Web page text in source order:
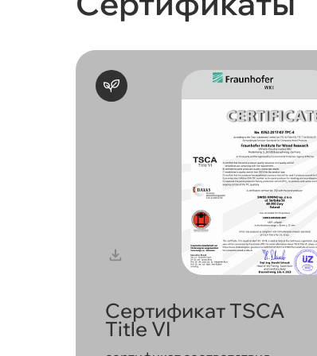
Сертификат TSCA
Title VI